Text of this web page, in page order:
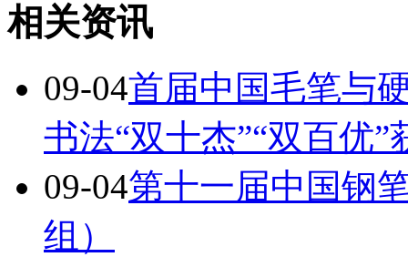
相关资讯
09-04首届中国毛笔与
书法“双十杰”“双百优”
09-04第十一届中国钢
组）